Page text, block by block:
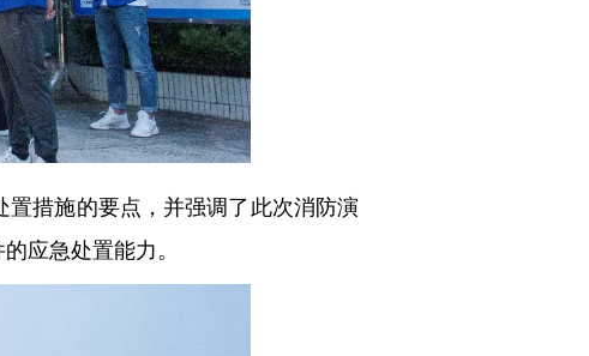
措施的要点，并强调了此次消防演
应急处置能力。